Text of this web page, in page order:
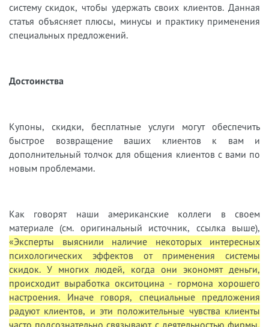
систему скидок, чтобы удержать своих клиентов. Данная
статья объясняет плюсы, минусы и практику применения
специальных предложений.
Достоинства
Купоны, скидки, бесплатные услуги могут обеспечить
быстрое возвращение ваших клиентов к вам и
дополнительный толчок для общения клиентов с вами по
новым проблемами.
Как говорят наши американские коллеги в своем
материале (см. оригинальный источник, ссылка выше),
«Эксперты выяснили наличие некоторых интересных
психологических эффектов от применения системы
скидок. У многих людей, когда они экономят деньги,
происходит выработка окситоцина - гормона хорошего
настроения. Иначе говоря, специальные предложения
радуют клиентов, и эти положительные чувства клиенты
часто подсознательно связывают с деятельностью фирмы,